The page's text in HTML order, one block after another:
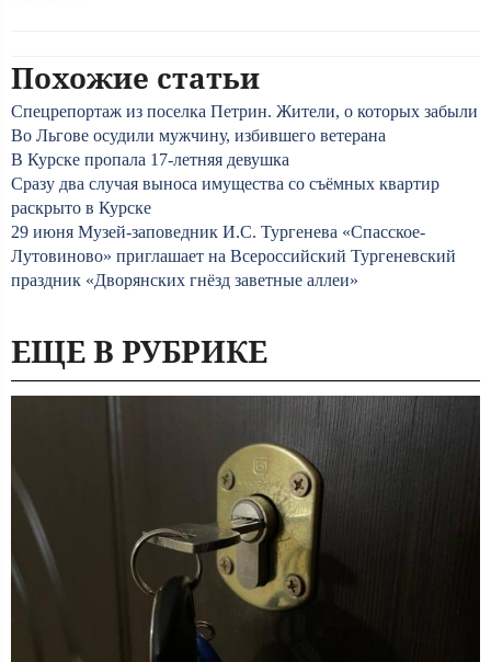
Похожие статьи
Спецрепортаж из поселка Петрин. Жители, о которых забыли
Во Льгове осудили мужчину, избившего ветерана
В Курске пропала 17-летняя девушка
Сразу два случая выноса имущества со съёмных квартир
раскрыто в Курске
29 июня Музей-заповедник И.С. Тургенева «Спасское-
Лутовиново» приглашает на Всероссийский Тургеневский
праздник «Дворянских гнёзд заветные аллеи»
ЕЩЕ В РУБРИКЕ